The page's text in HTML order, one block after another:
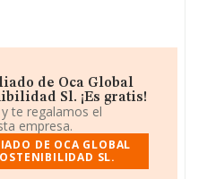
de Oca Global
Sl. ¡Es gratis!
te regalamos el
empresa.
DE OCA GLOBAL
SL.